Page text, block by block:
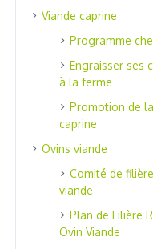
Viande caprine
Programme
Engraisser ses
à la ferme
Promotion de
caprine
Ovins viande
Comité de
viande
Plan de Filière
Ovin Viande